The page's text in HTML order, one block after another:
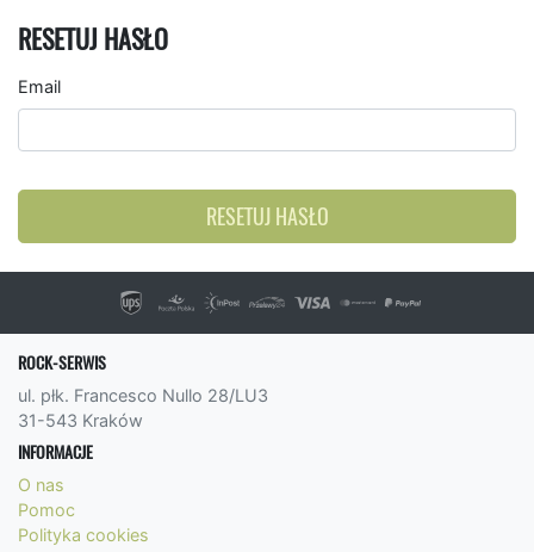
RESETUJ HASŁO
Email
RESETUJ HASŁO
ROCK-SERWIS
ul. płk. Francesco Nullo 28/LU3
31-543 Kraków
INFORMACJE
O nas
Pomoc
Polityka cookies